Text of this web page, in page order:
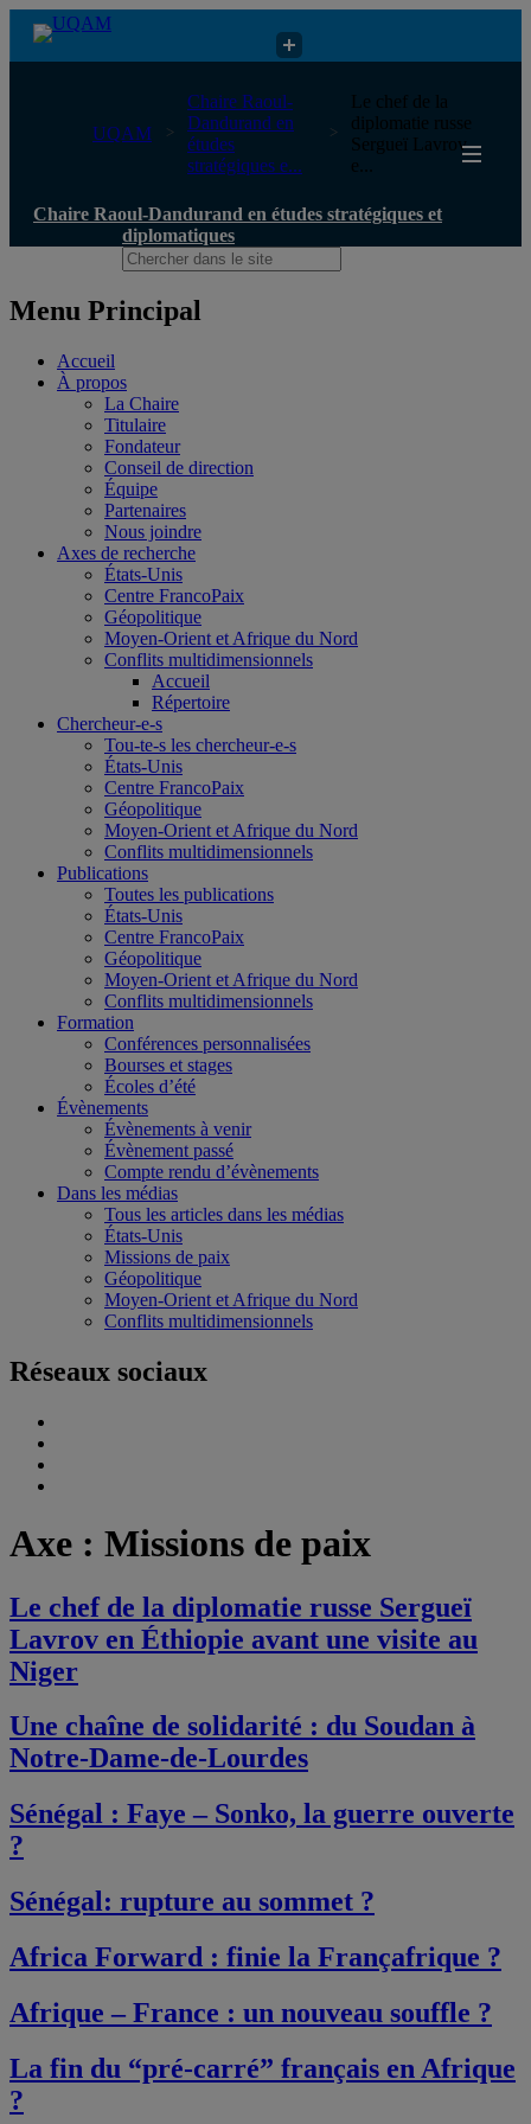
Chaire Raoul-Dandurand en études stratégiques et diplomatiques
UQAM
Chaire Raoul-
Dandurand en
études
stratégiques e...
Le chef de la
diplomatie russe
Sergueï Lavrov
e...
Chaire Raoul-Dandurand en études stratégiques et
diplomatiques
Menu Principal
Accueil
À propos
La Chaire
Titulaire
Fondateur
Conseil de direction
Équipe
Partenaires
Nous joindre
Axes de recherche
États-Unis
Centre FrancoPaix
Géopolitique
Moyen-Orient et Afrique du Nord
Conflits multidimensionnels
Accueil
Répertoire
Chercheur-e-s
Tou-te-s les chercheur-e-s
États-Unis
Centre FrancoPaix
Géopolitique
Moyen-Orient et Afrique du Nord
Conflits multidimensionnels
Publications
Toutes les publications
États-Unis
Centre FrancoPaix
Géopolitique
Moyen-Orient et Afrique du Nord
Conflits multidimensionnels
Formation
Conférences personnalisées
Bourses et stages
Écoles d’été
Évènements
Évènements à venir
Évènement passé
Compte rendu d’évènements
Dans les médias
Tous les articles dans les médias
États-Unis
Missions de paix
Géopolitique
Moyen-Orient et Afrique du Nord
Conflits multidimensionnels
Réseaux sociaux
Axe : Missions de paix
Le chef de la diplomatie russe Sergueï
Lavrov en Éthiopie avant une visite au
Niger
Une chaîne de solidarité : du Soudan à
Notre-Dame-de-Lourdes
Sénégal : Faye – Sonko, la guerre ouverte
?
Sénégal: rupture au sommet ?
Africa Forward : finie la Françafrique ?
Afrique – France : un nouveau souffle ?
La fin du “pré-carré” français en Afrique
?